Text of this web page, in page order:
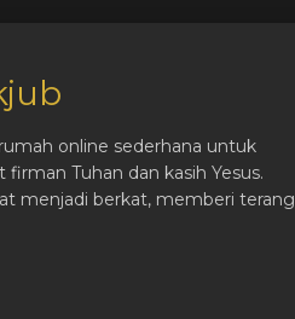
online sederhana untuk
Tuhan dan kasih Yesus.
menjadi berkat, memberi terang